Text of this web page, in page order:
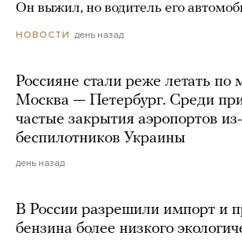
Он выжил, но водитель его
НОВОСТИ день назад
Россияне стали реже летать по
Москва — Петербург. Среди
частые закрытия аэропортов
беспилотников Украины
день назад
В России разрешили импорт и
бензина более низкого